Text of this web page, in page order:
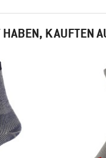
KAUFTEN